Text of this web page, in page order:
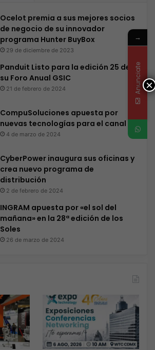
Ocelot premia a sus mejores socios
de negocio de su innovador
programa Hunter BuyBox
29 de diciembre de 2023
Panduit Listo para la edición 25 de
su Foro Anual GSIC
21 de febrero de 2024
CompuSoluciones apuesta por
nuevas tecnologías para el canal
4 de marzo de 2024
CyberPower inaugura sus oficinas y
crea nuevo programa de
distribución
2 de febrero de 2024
INGRAM apuesta por «el sol del
mañana» en la 28ª edición de los
Soles
26 de marzo de 2024
×
→
Anunciate